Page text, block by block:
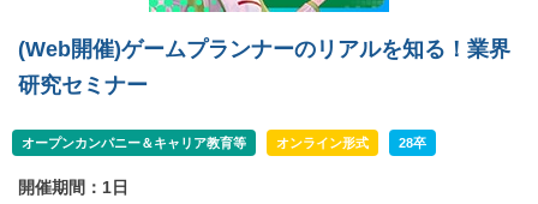
(Web開催)ゲームプランナーのリアルを知る！業界
研究セミナー
オープンカンパニー＆キャリア教育等 オンライン形式 28卒
開催期間：1日